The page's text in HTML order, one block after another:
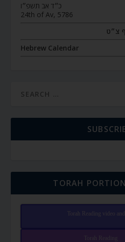
כ״ד אב תשפ״ו
24th of Av, 5786
צ״ט
Hebrew Calendar
TORAH
Torah Reading video
Torah Reading